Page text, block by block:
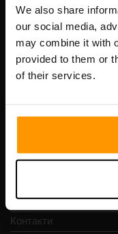
We also share
our social media,
may combine it with
provided to them or
of their services.
Scalable Hosting
Регистрационен код:
ДДС номер:
Адрес: Harju
Vesivärava tn 50-201,
Бърза
Отзиви
Контакти